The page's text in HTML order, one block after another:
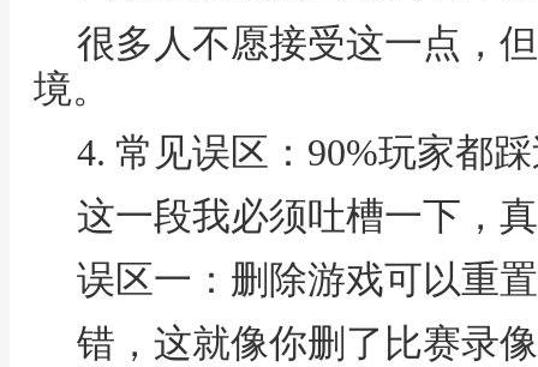
很多人不愿接受这一点，
境。
4. 常见误区：90%玩家都
这一段我必须吐槽一下，
误区一：删除游戏可以重
错，这就像你删了比赛录